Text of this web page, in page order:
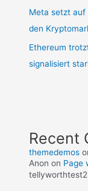
Meta setzt auf
den
Ethereum
signalisiert
Recent
themedemos
Anon on Page
tellyworthtest2